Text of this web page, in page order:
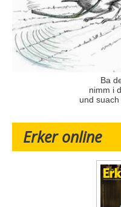
Ba
nimm i
und suach
Erker online